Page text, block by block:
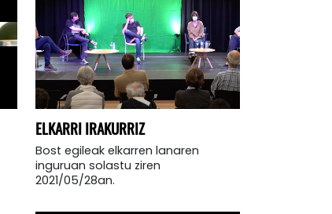
ELKARRI IRAKURRIZ
Bost egileak elkarren lanaren
inguruan solastu ziren
2021/05/28an.